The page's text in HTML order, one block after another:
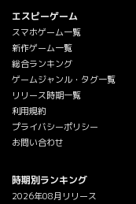
エスピーゲーム
スマホゲーム一覧
新作ゲーム一覧
総合ランキング
ゲームジャンル・タグ一覧
リリース時期一覧
利用規約
プライバシーポリシー
お問い合わせ
時期別ランキング
2026年08月リリース